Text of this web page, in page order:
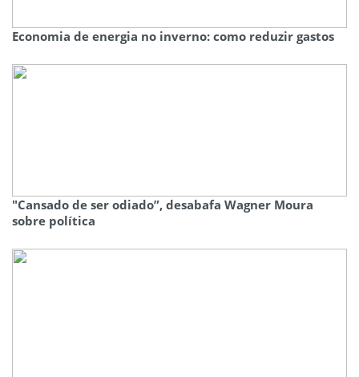
Economia de energia no inverno: como reduzir gastos
"Cansado de ser odiado”, desabafa Wagner Moura
sobre política